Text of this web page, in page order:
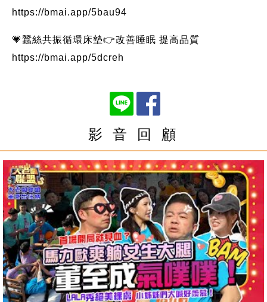
https://bmai.app/5bau94
💗蠶絲共振循環床墊👉改善睡眠 提高品質
https://bmai.app/5dcreh
影 音 回 顧